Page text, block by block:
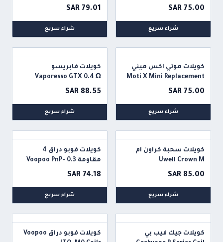
SAR 75.00
شراء سريع
Replacement Coils
SAR 79.01
شراء سريع
كويلات موتي اكس ميني
Moti X Mini Replacement
Coils
SAR 75.00
شراء سريع
كويلات فابريسو
Vaporesso GTX 0.4 Ω
mesh coil
SAR 88.55
شراء سريع
كويلات سحبة كراون ام
Uwell Crown M
Replacement Coils
SAR 85.00
شراء سريع
كويلات فوبو دراق 4
مقاومة 0.3 Voopoo PnP-
TW30 0.3 Ohm
SAR 74.18
شراء سريع
كويلات جيك فيب بي
كويلات فوبو دراق Voopoo